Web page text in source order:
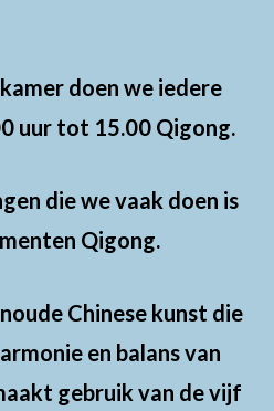
doen we iedere
uur tot 15.00 Qigong.
die we vaak doen is
Qigong.
Chinese kunst die
en balans van
gebruik van de vijf